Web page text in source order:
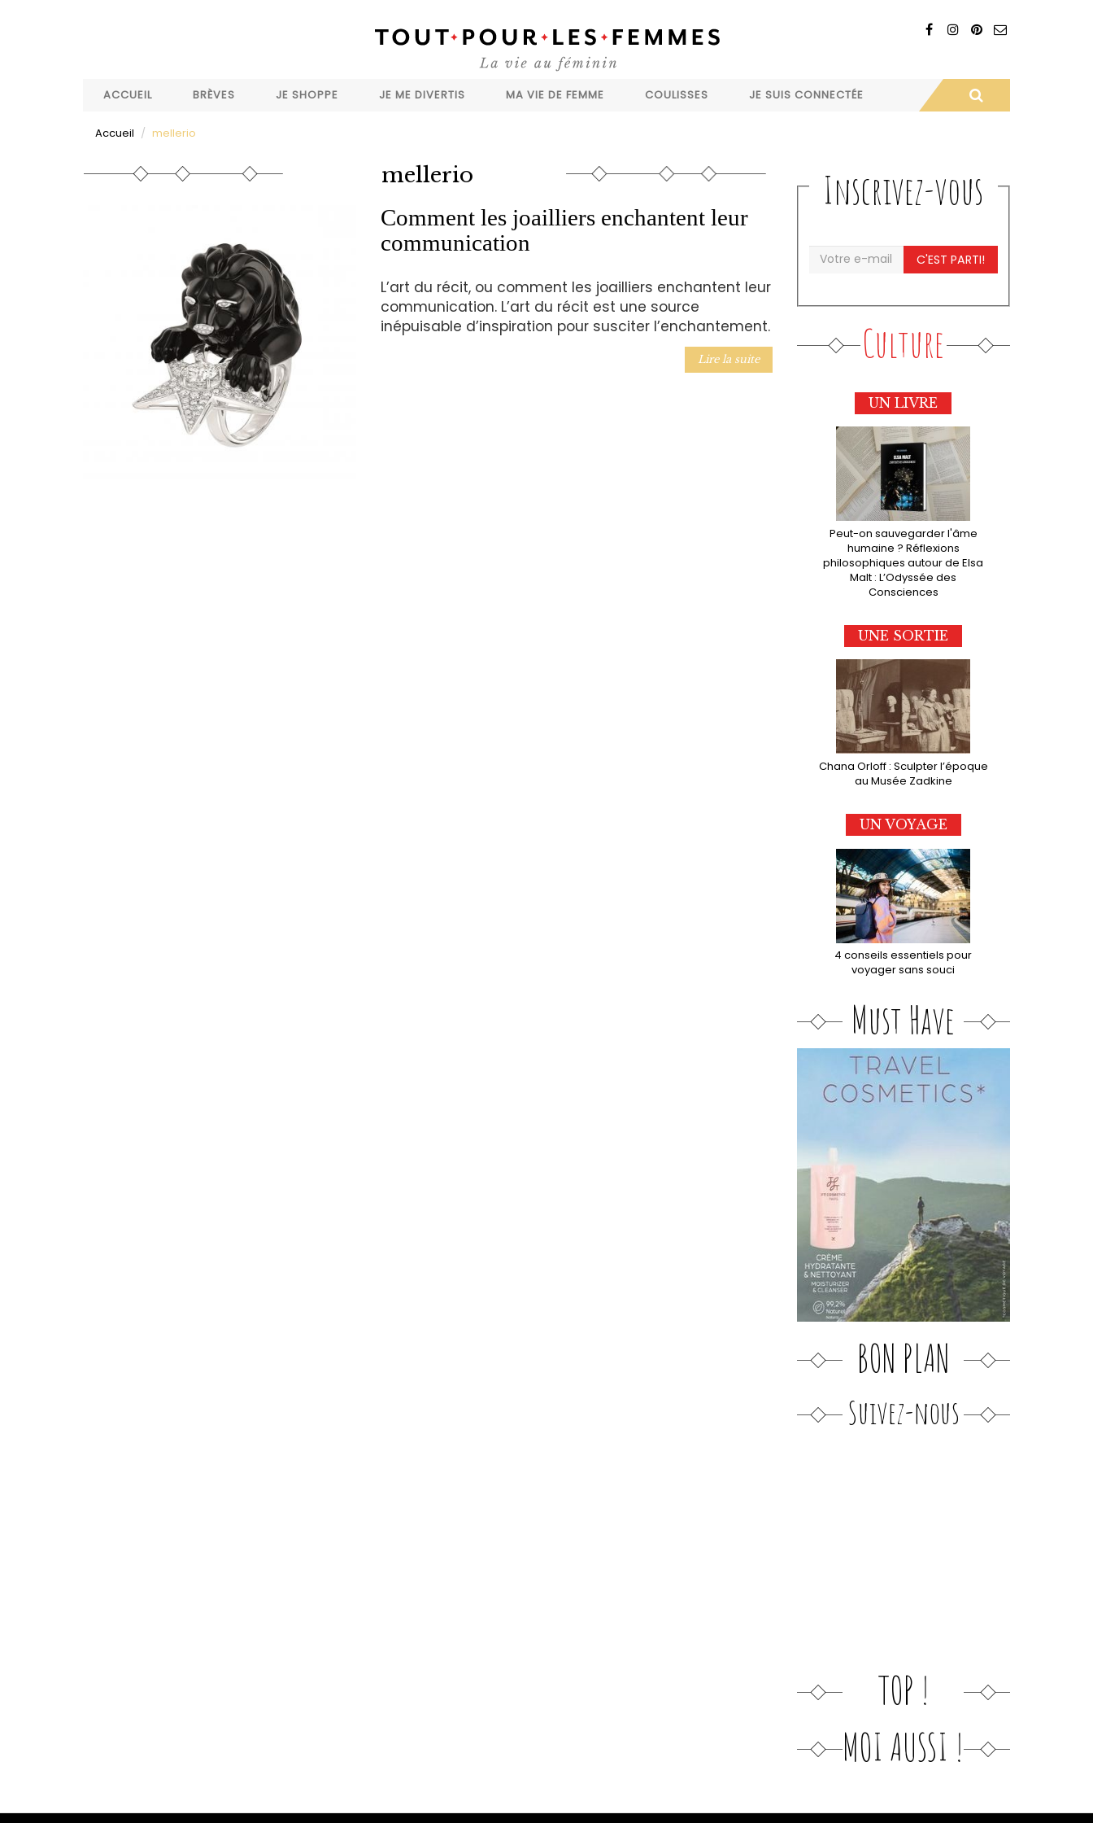
ACCUEIL
BRÈVES JE SHOPPE JE ME DIVERTIS MA VIE DE FEMME COULISSES JE SUIS CONNECTÉE
Accueil mellerio
mellerio
Comment les joailliers enchantent leur
communication
L’art du récit, ou comment les joailliers enchantent leur
communication. L’art du récit est une source
inépuisable d’inspiration pour susciter l’enchantement.
Lire la suite
Inscrivez-vous
C'EST PARTI!
Culture
UN LIVRE
Peut-on sauvegarder l'âme
humaine ? Réflexions
philosophiques autour de Elsa
Malt : L’Odyssée des
Consciences
UNE SORTIE
Chana Orloff : Sculpter l’époque
au Musée Zadkine
UN VOYAGE
4 conseils essentiels pour
voyager sans souci
Must Have
BON PLAN
Suivez-nous
TOP !
MOI AUSSI !